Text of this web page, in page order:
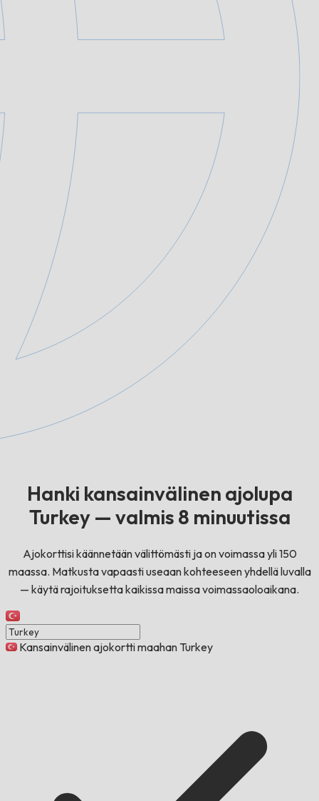
Hanki kansainvälinen ajolupa
Turkey — valmis 8 minuutissa
Ajokorttisi käännetään välittömästi ja on voimassa yli 150
maassa. Matkusta vapaasti useaan kohteeseen yhdellä luvalla
— käytä rajoituksetta kaikissa maissa voimassaoloaikana.
Kansainvälinen ajokortti maahan Turkey